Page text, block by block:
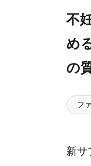
不
め
の
フ
新サ